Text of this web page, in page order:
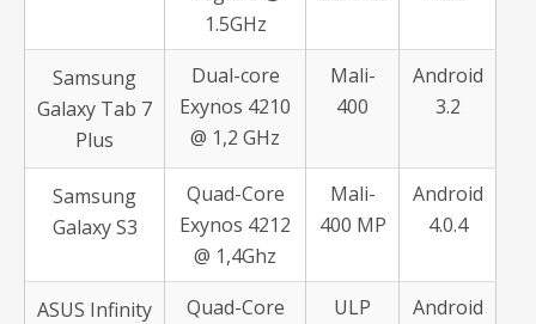
1.5GHz
Samsung
Galaxy Tab 7
Plus
Dual-core
Exynos 4210
@ 1,2 GHz
Mali-
400
Android
3.2
Samsung
Galaxy S3
Quad-Core
Exynos 4212
@ 1,4Ghz
Mali-
400 MP
Android
4.0.4
ASUS Infinity
Quad-Core
ULP
Android